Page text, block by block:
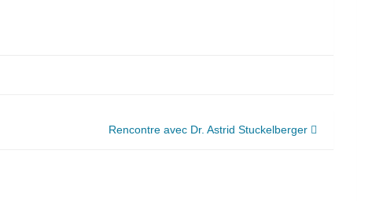
Rencontre avec Dr. Astrid Stuckelberger